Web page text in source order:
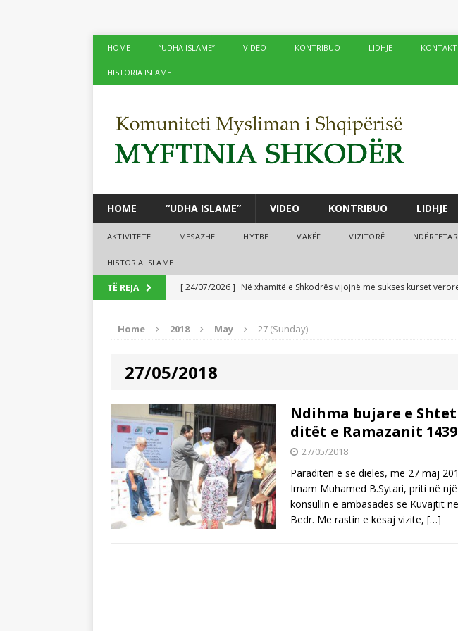
HOME “UDHA ISLAME” VIDEO KONTRIBUO LIDHJE KONTAKT
HISTORIA ISLAME
HOME “UDHA ISLAME” VIDEO KONTRIBUO LIDHJE
AKTIVITETE MESAZHE HYTBE VAKËF VIZITORË
HISTORIA ISLAME
TË REJA [ 24/07/2026 ] Në xhamitë e Shkodrës vijojnë me sukses kurset
BOTA ISLAME
[ 21/07/2026 ]
[ 27/07/2026 ] Imami nga Dagistani, vizitë në Myftininë Shkodër
Home 2018 May 27 (Sunday)
27/05/2018
Ndihma bujare e
ditët e Ramazanit 1439
27/05/2018
Paraditën e së dielës, më 27 maj
Imam Muhamed B.Sytari, priti në
konsullin e ambasadës së Kuvajtit
Bedr. Me rastin e kësaj vizite, […]